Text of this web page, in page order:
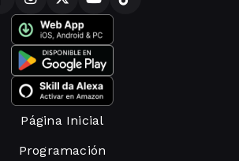
Página Inicial
Programación